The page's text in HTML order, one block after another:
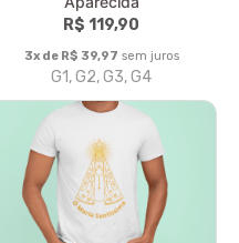
Camiseta Feminina Baby Long
Quality - Nossa Senhora
Aparecida
3x de R$ 31,63 sem juros
P, M, G, GG